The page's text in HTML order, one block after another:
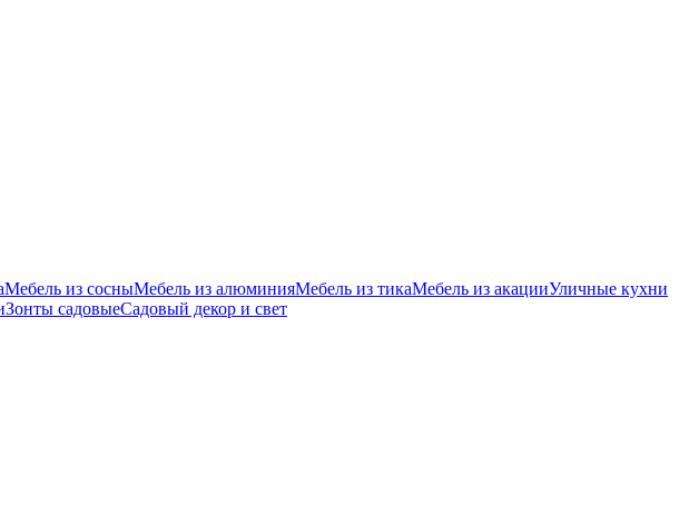
Мебель из сосныМебель из алюминияМебель из тикаМебель из акацииУличные кухни
Зонты садовыеСадовый декор и свет